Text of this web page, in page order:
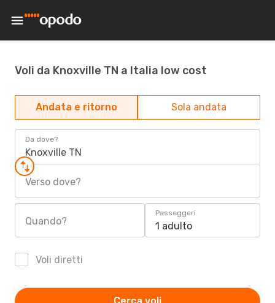
Voli da Knoxville TN a Italia low cost
Andata e ritorno Sola andata
Da dove?
Knoxville TN
Verso dove?
Quando?
Passeggeri
1 adulto
Voli diretti